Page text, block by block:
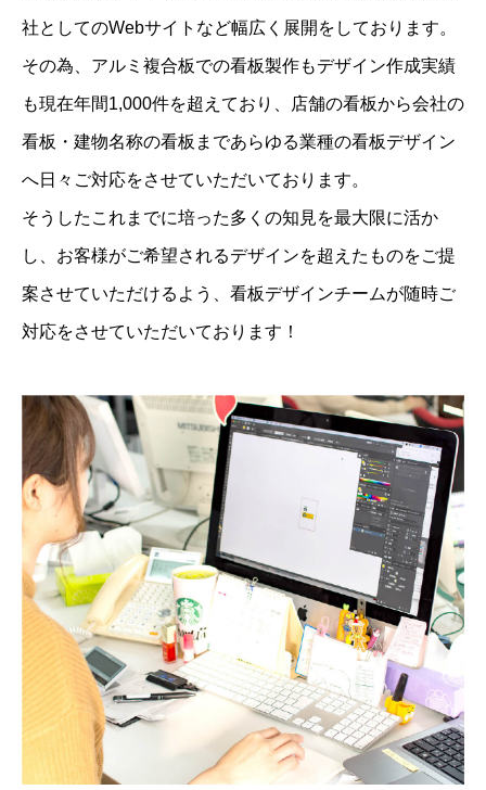
社としてのWebサイトなど幅広く展開をしております。
その為、アルミ複合板での看板製作もデザイン作成実績
も現在年間1,000件を超えており、店舗の看板から会社の
看板・建物名称の看板まであらゆる業種の看板デザイン
へ日々ご対応をさせていただいております。
そうしたこれまでに培った多くの知見を最大限に活か
し、お客様がご希望されるデザインを超えたものをご提
案させていただけるよう、看板デザインチームが随時ご
対応をさせていただいております！